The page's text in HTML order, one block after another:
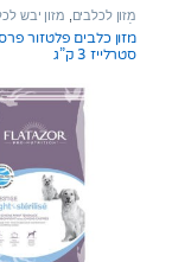
t
o
f
5
מזון לכלבים מזון יבש
לייט
מזון כלבים פלטזור
סטרלייז 3 ק”ג